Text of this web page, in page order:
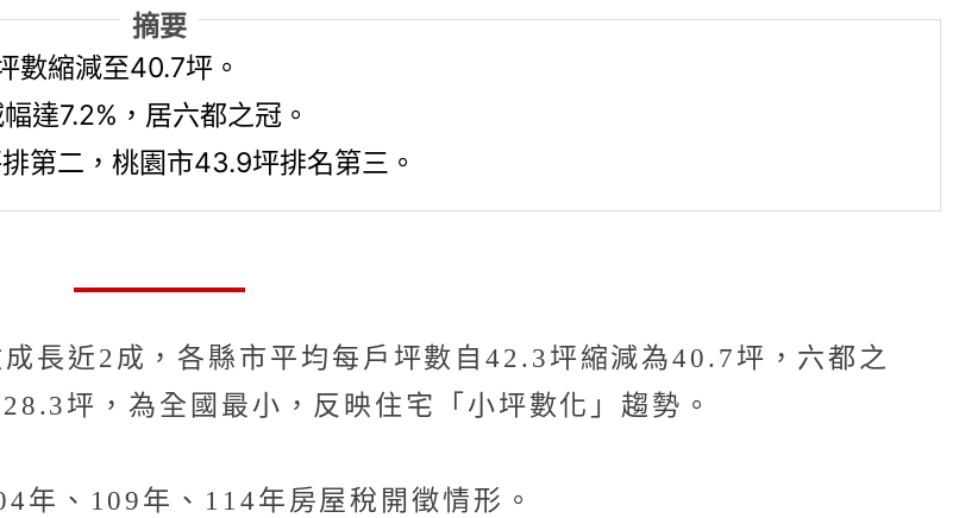
摘要
數縮減至40.7坪。
達7.2%，居六都之冠。
第二，桃園市43.9坪排名第三。
長近2成，各縣市平均每戶坪數自42.3坪縮減為40.7坪，六都之
坪，為全國最小，反映住宅「小坪數化」趨勢。
年、109年、114年房屋稅開徵情形。